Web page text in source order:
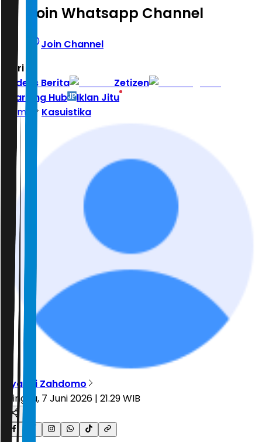
Join Whatsapp Channel
Join Channel
Hari ini
Indeks Berita
Zetizen
Learning Hub
Iklan Jitu
Home
Kasuistika
Ryandi Zahdomo
Minggu, 7 Juni 2026 | 21.29 WIB